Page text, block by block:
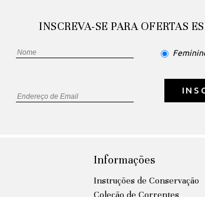
INSCREVA-SE PARA OFERTAS
Informações
Instruções de Conservação
Coleção de Correntes